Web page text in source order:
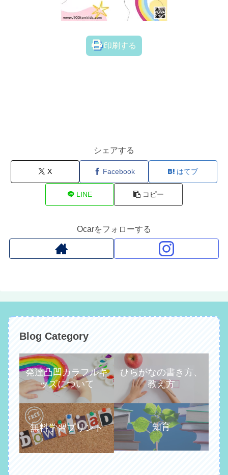
印刷する
シェアする
X Facebook はてブ
LINE コピー
Ocarをフォローする
Blog Category
発達凸凹カラフルキ
ッズについて
ひらがなの書き方、
教え方
無料学習プリント 知育